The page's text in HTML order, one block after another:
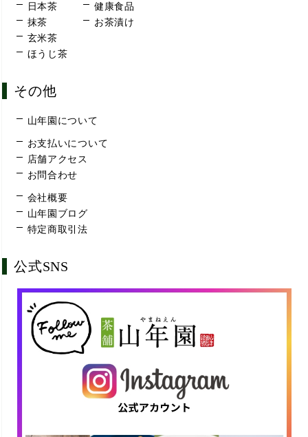
日本茶
抹茶
玄米茶
ほうじ茶
健康食品
お茶漬け
その他
山年園について
お支払いについて
店舗アクセス
お問合わせ
会社概要
山年園ブログ
特定商取引法
公式SNS